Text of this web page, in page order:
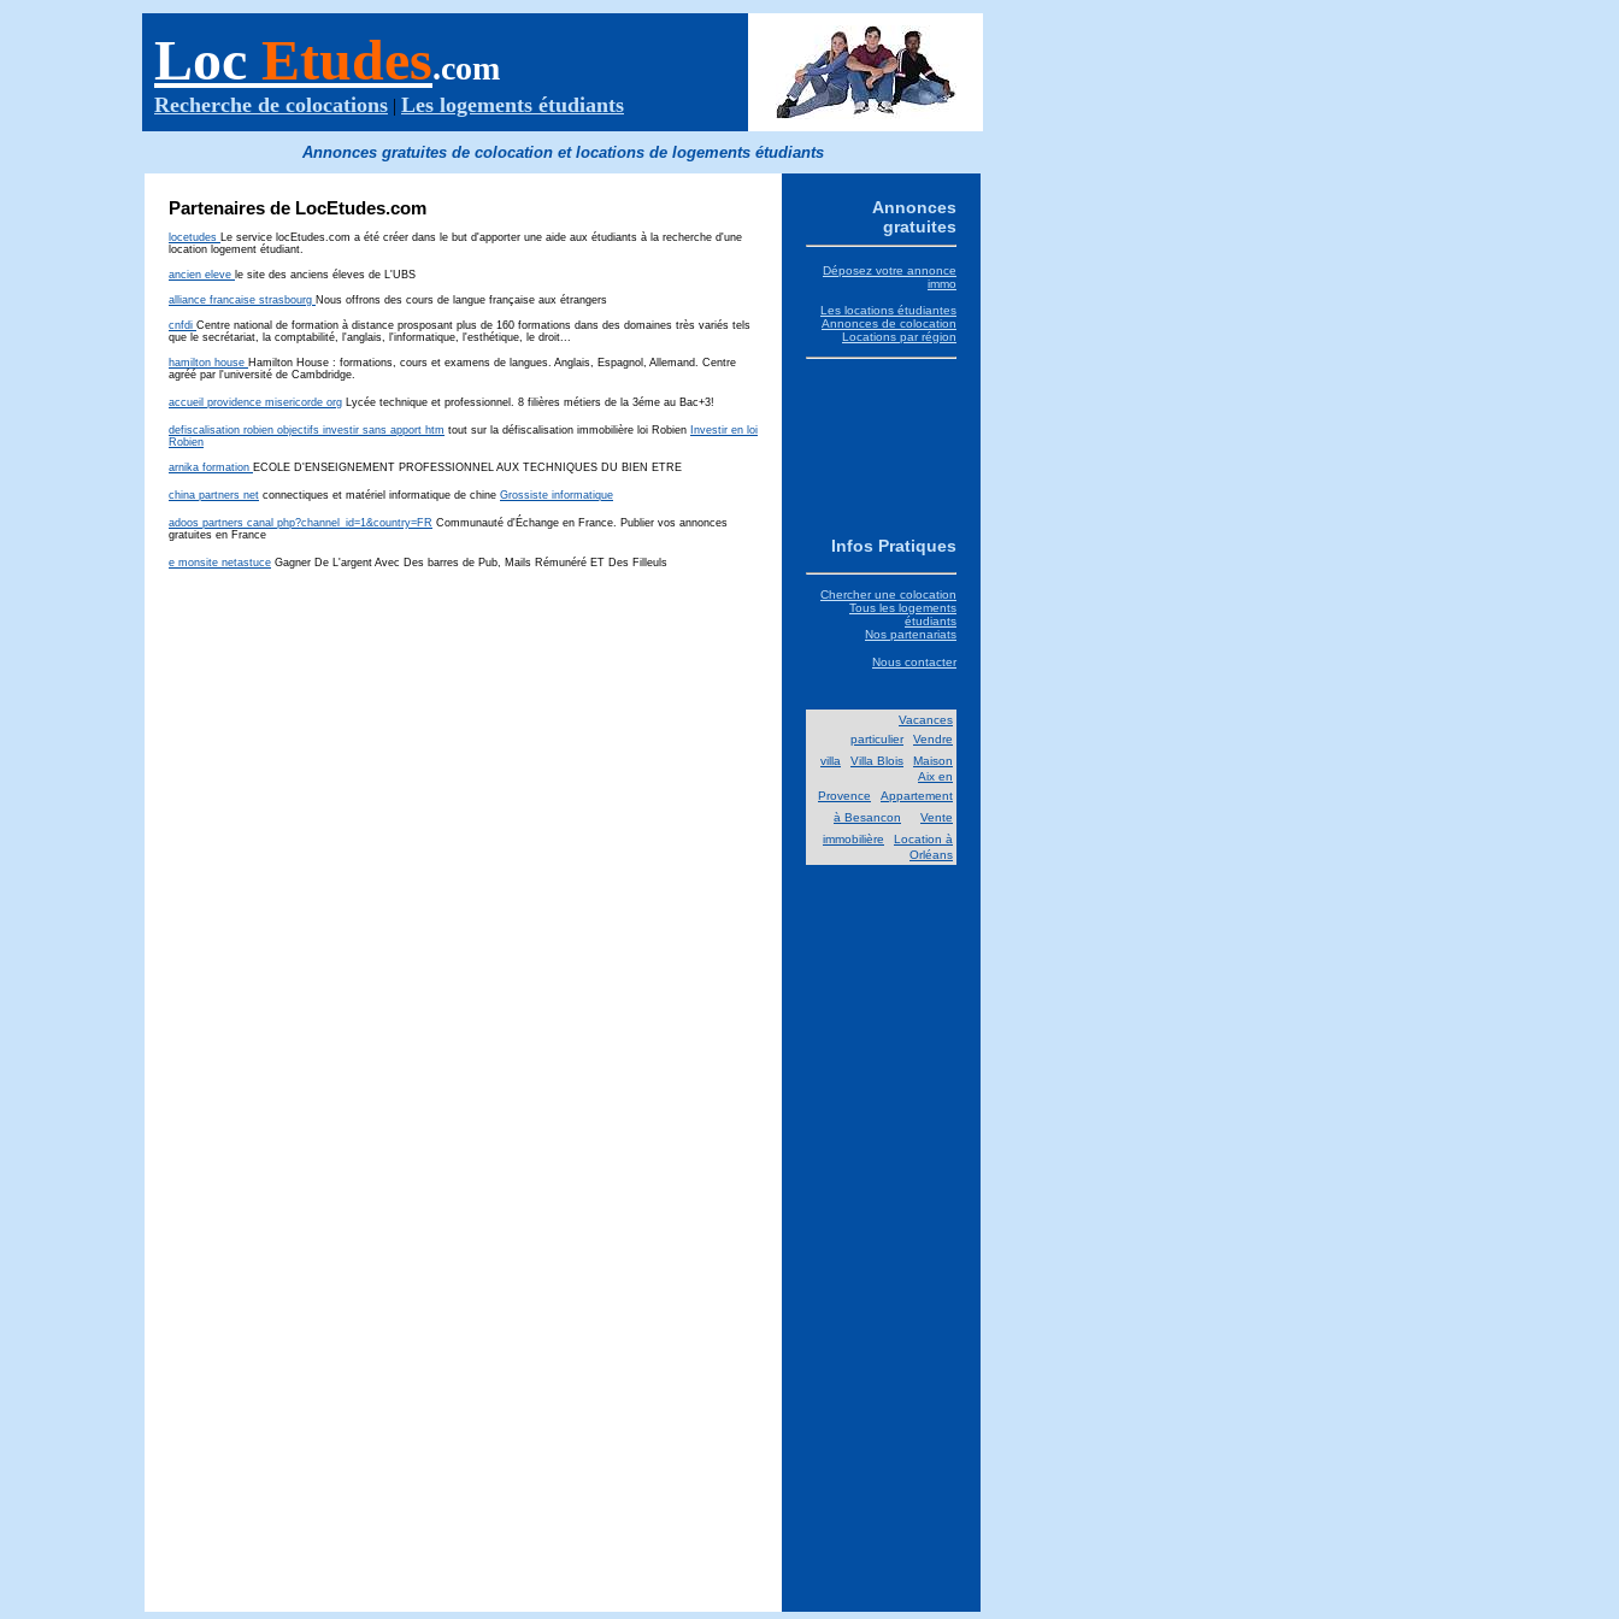
Loc Etudes.com
Recherche de colocations | Les logements étudiants
Annonces gratuites de colocation et locations de logements étudiants
Partenaires de LocEtudes.com
locetudes Le service locEtudes.com a été créer dans le but d'apporter une aide aux étudiants à la recherche d'une
location logement étudiant.
ancien eleve le site des anciens éleves de L'UBS
alliance francaise strasbourg Nous offrons des cours de langue française aux étrangers
cnfdi Centre national de formation à distance prosposant plus de 160 formations dans des domaines très variés tels
que le secrétariat, la comptabilité, l'anglais, l'informatique, l'esthétique, le droit...
hamilton house Hamilton House : formations, cours et examens de langues. Anglais, Espagnol, Allemand. Centre
agréé par l'université de Cambdridge.
accueil providence misericorde org Lycée technique et professionnel. 8 filières métiers de la 3éme au Bac+3!
defiscalisation robien objectifs investir sans apport htm tout sur la défiscalisation immobilière loi Robien Investir en loi
Robien
arnika formation ECOLE D'ENSEIGNEMENT PROFESSIONNEL AUX TECHNIQUES DU BIEN ETRE
china partners net connectiques et matériel informatique de chine Grossiste informatique
adoos partners canal php?channel_id=1&country=FR Communauté d'Échange en France. Publier vos annonces
gratuites en France
e monsite netastuce Gagner De L'argent Avec Des barres de Pub, Mails Rémunéré ET Des Filleuls
Annonces
gratuites
Déposez votre annonce
immo
Les locations étudiantes
Annonces de colocation
Locations par région
Infos Pratiques
Chercher une colocation
Tous les logements
étudiants
Nos partenariats
Nous contacter
Vacances
particulier
Vendre
villa
Villa Blois
Maison
Aix en
Provence
Appartement
à Besancon
Vente
immobilière
Location à
Orléans